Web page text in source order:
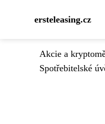
ersteleasing.cz
Akcie a
Spotřebitelské